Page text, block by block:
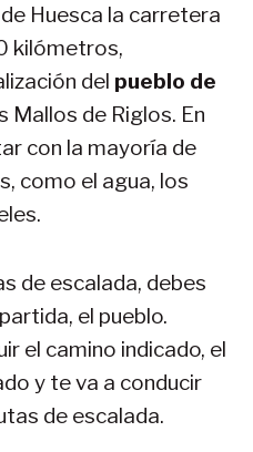
Huesca la carretera
kilómetros,
del pueblo de
Mallos de Riglos. En
con la mayoría de
como el agua, los
de escalada, debes
el pueblo.
el camino indicado, el
y te va a conducir
de escalada.